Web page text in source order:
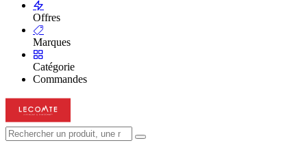
Offres
Marques
Catégorie
Commandes